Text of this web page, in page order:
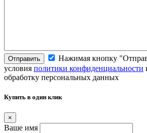
Отправить
Нажимая кнопку
условия политики конфиденциальности
обработку персональных данных
Купить в один клик
×
Ваше имя